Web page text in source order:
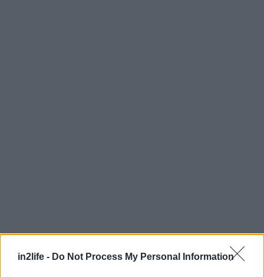
in2life - Do Not Process My Personal Information